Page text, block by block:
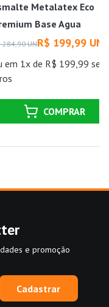
Metalatex Eco
Base Agua
para Madeiras
3,6 Litros Branco
Williams
284,90 UNR$ 199,99 UN
em 1x de R$ 199,99 sem
COMPRAR
e promoção
Cadastrar